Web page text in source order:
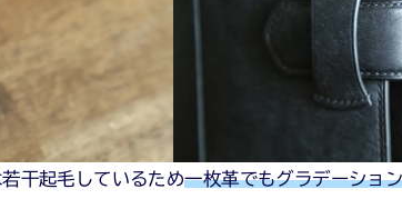
干起毛しているため一枚革でもグラデーショ